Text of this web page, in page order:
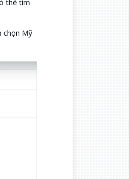
thể tìm
chọn Mỹ